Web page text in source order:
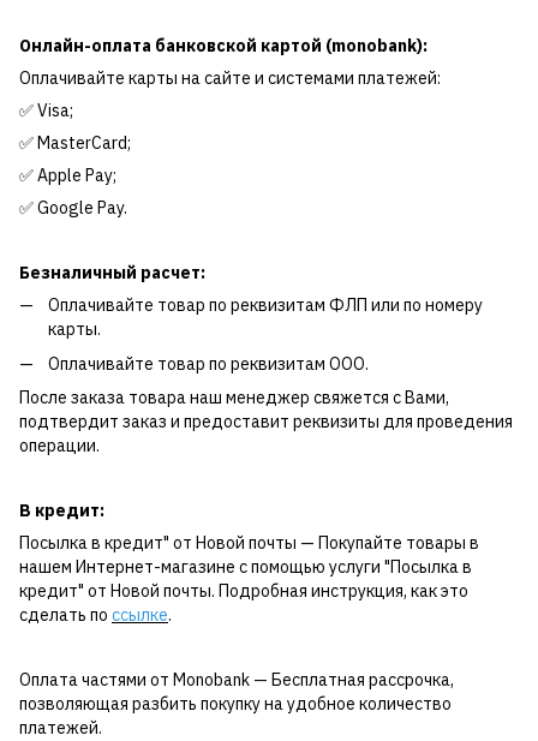
Онлайн-оплата банковской картой (monobank):
Оплачивайте карты на сайте и системами платежей:
✅ Visa;
✅ MasterCard;
✅ Apple Pay;
✅ Google Pay.
Безналичный расчет:
Оплачивайте товар по реквизитам ФЛП или по номеру
карты.
Оплачивайте товар по реквизитам ООО.
После заказа товара наш менеджер свяжется с Вами,
подтвердит заказ и предоставит реквизиты для проведения
операции.
В кредит:
Посылка в кредит" от Новой почты — Покупайте товары в
нашем Интернет-магазине с помощью услуги "Посылка в
кредит" от Новой почты. Подробная инструкция, как это
сделать по ссылке.
Оплата частями от Monobank — Бесплатная рассрочка,
позволяющая разбить покупку на удобное количество
платежей.